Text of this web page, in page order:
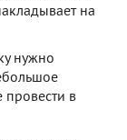
на
нужно
провести в